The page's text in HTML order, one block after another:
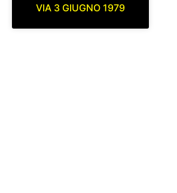
VIA 3 GIUGNO 1979